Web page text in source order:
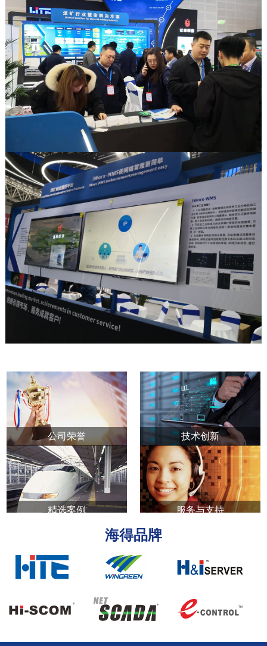
公司荣誉 技术创新
精选案例 服务与支持
海得品牌